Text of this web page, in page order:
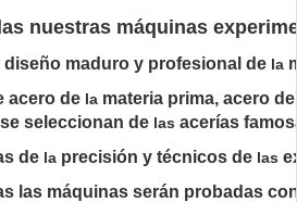
nuestras máquinas
diseño maduro y profesional dela
acero de la materia prima, acero
seleccionan de las acerías
dela precisión y técnicos delas
las máquinas serán probadas